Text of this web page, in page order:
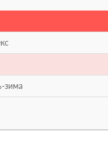
зима